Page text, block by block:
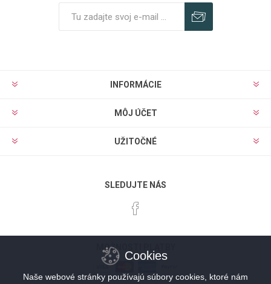
INFORMÁCIE
MÔJ ÚČET
UŽITOČNÉ
SLEDUJTE NÁS
MOŽNOSTI PLATBY
Cookies
Naše webové stránky používajú súbory cookies, ktoré nám